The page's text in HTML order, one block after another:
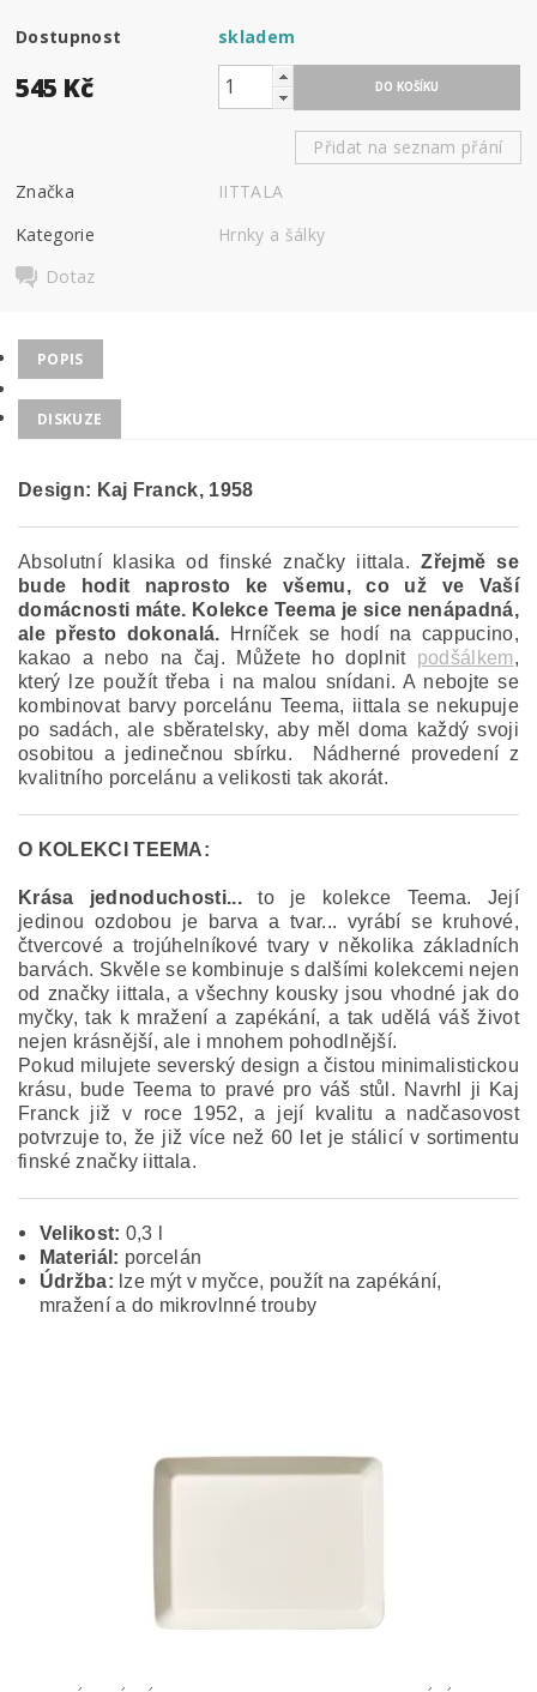
Dostupnost skladem
545 Kč
Přidat na seznam přání
Značka
IITTALA
Kategorie
Hrnky a šálky
Dotaz
POPIS
DISKUZE
Design: Kaj Franck, 1958
Absolutní klasika od finské značky iittala.Zřejmě se
bude hodit naprosto ke všemu, co už ve Vaší
domácnosti máte. Kolekce Teema je sice nenápadná,
ale přesto dokonalá. Hrníček se hodí na cappucino,
kakao a nebo na čaj. Můžete ho doplnit podšálkem,
který lze použít třeba i na malou snídani. A nebojte se
kombinovat barvy porcelánu Teema, iittala se nekupuje
po sadách, ale sběratelsky, aby měl doma každý svoji
osobitou a jedinečnou sbírku. Nádherné provedení z
kvalitního porcelánu a velikosti tak akorát.
O KOLEKCI TEEMA:
Krása jednoduchosti...to je kolekce Teema.
Její
jedinou ozdobou je barva a tvar... vyrábí se kruhové,
čtvercové a trojúhelníkové tvary v několika základních
barvách. Skvěle se kombinuje s dalšími kolekcemi nejen
od značky iittala, a všechny kousky jsou vhodné jak do
myčky, tak k mražení a zapékání, a tak udělá váš život
nejen krásnější, ale i mnohem pohodlnější.
Pokud milujete severský design a čistou minimalistickou
krásu, bude Teema to pravé pro váš stůl. Navrhl ji Kaj
Franck již v roce 1952, a její kvalitu a nadčasovost
potvrzuje to, že již více než 60 let je stálicí v sortimentu
finské značky iittala.
Velikost: 0,3 l
Materiál: porcelán
Údržba: lze mýt v myčce, použít na zapékání,
mražení a do mikrovlnné trouby